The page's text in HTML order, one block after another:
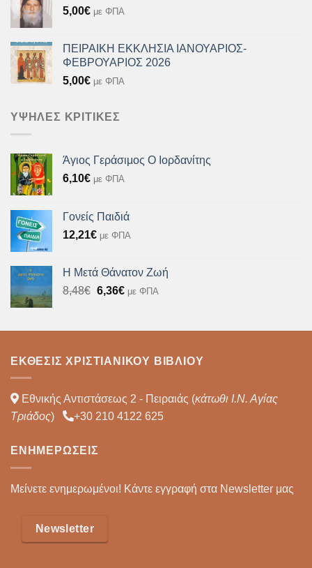
5,00€ με ΦΠΑ
ΠΕΙΡΑΙΚΗ ΕΚΚΛΗΣΙΑ ΙΑΝΟΥΑΡΙΟΣ-
ΦΕΒΡΟΥΑΡΙΟΣ 2026
5,00€ με ΦΠΑ
ΥΨΗΛΈΣ ΚΡΙΤΙΚΈΣ
Άγιος Γεράσιμος Ο Ιορδανίτης
6,10€ με ΦΠΑ
Γονείς Παιδιά
12,21€ με ΦΠΑ
Η Μετά Θάνατον Ζωή
8,48€ Original
8,48€.
6,36€Η
είναι:
με ΦΠΑ
ΈΚΘΕΣΙΣ ΧΡΙΣΤΙΑΝΙΚΟΎ ΒΙΒΛΊΟΥ
Εθνικής Αντιστάσεως 2 - Πειραιάς (κάτωθι Ι.Ν. Αγίας
Τριάδος) +30 210 4122 625
ΕΝΗΜΕΡΏΣΕΙΣ
Μείνετε ενημερωμένοι! Κάντε εγγραφή στα Newsletter μας
Newsletter